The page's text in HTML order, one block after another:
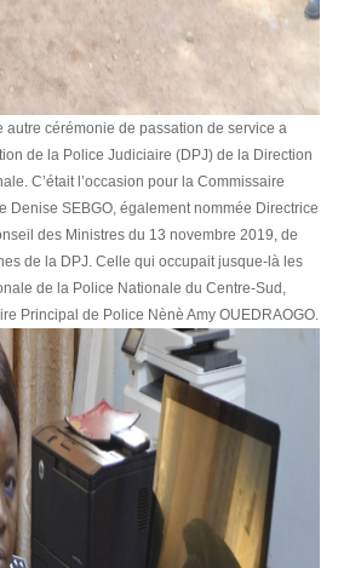
autre cérémonie de passation de service a
de la Police Judiciaire (DPJ) de la Direction
C’était l’occasion pour la Commissaire
Denise SEBGO, également nommée Directrice
des Ministres du 13 novembre 2019, de
de la DPJ. Celle qui occupait jusque-là les
de la Police Nationale du Centre-Sud,
Principal de Police Nènè Amy OUEDRAOGO.